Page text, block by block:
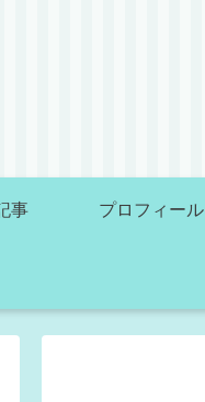
事 プロフィール